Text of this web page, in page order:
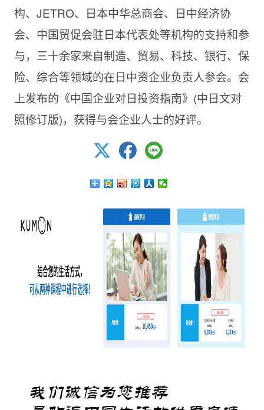
构、JETRO、日本中华总商会、日中经济协
会、中国贸促会驻日本代表处等机构的支持和参
与，三十余家来自制造、贸易、科技、银行、保
险、综合等领域的在日中资企业负责人参会。会
上发布的《中国企业对日投资指南》(中日文对
照修订版)，获得与会企业人士的好评。